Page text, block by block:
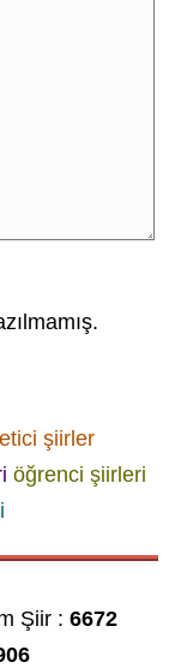
şiirler
öğrenci şiirleri
Şiir :6672